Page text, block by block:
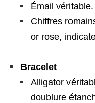
Émail véritable.
Chiffres
or rose,
Bracelet
Alligator
doublure